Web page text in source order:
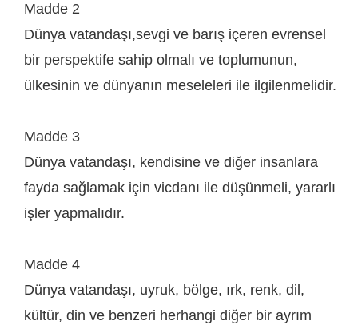
Madde 2
Dünya vatandaşı,sevgi ve barış içeren evrensel
bir perspektife sahip olmalı ve toplumunun,
ülkesinin ve dünyanın meseleleri ile ilgilenmelidir.
Madde 3
Dünya vatandaşı, kendisine ve diğer insanlara
fayda sağlamak için vicdanı ile düşünmeli, yararlı
işler yapmalıdır.
Madde 4
Dünya vatandaşı, uyruk, bölge, ırk, renk, dil,
kültür, din ve benzeri herhangi diğer bir ayrım